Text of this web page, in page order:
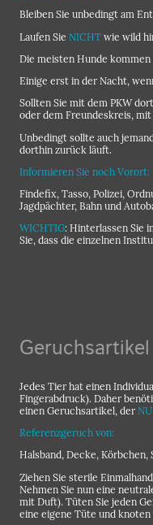
Bleiben Sie unbedingt am
Laufen Sie NICHT wie wild
Die meisten Hunde
Einige erst in der Nacht,
Sollten Sie mit dem PKW
oder dem Freundeskreis,
Unbedingt sollte auch
dorthin zurück läuft.
Informieren Sie noch Vorort:
Findefix, Tasso, Polizei,
Jagdpächter, Bahn und
WICHTIG: Hinterlassen Sie
Sie, dass die einzelnen
Jedes Tier hat einen
Fingerabdruck). Daher
einen Geruchsartikel, der
Referenzgeruch von:
Halsband, Decke, Körbchen,
Ziehen Sie sterile
Nehmen Sie nun eine
mit Duft). Tüten Sie jeden
eine eigene Tüte und knoten